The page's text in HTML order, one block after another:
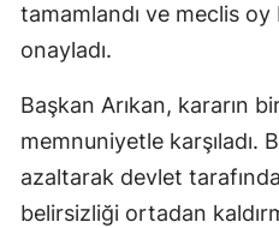
tamamlandı ve meclis oy
onayladı.
Başkan Arıkan, kararın
memnuniyetle karşıladı.
azaltarak devlet
belirsizliği ortadan